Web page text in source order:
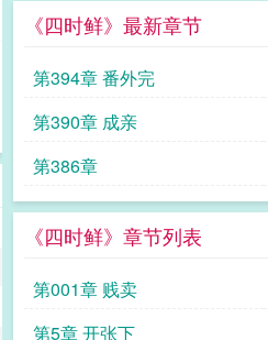
《四时鲜》最新章节
第394章 番外完
第390章 成亲
第386章
《四时鲜》章节列表
第001章 贱卖
第5章 开张下